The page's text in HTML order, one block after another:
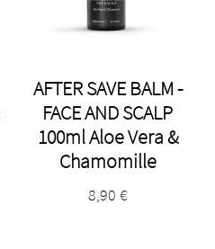
AFTER SAVE BALM -
FACE AND SCALP
100ml Aloe Vera &
Chamomille
8,90 €